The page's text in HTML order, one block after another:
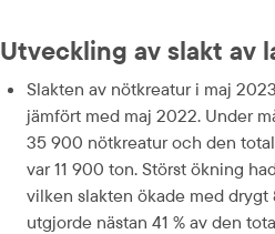
Utveckling av slakt av
Slakten av nötkreatur i maj
jämfört med maj 2022. Under
35 900 nötkreatur och den
var 11 900 ton. Störst ökning
vilken slakten ökade med drygt
utgjorde nästan 41 % av den